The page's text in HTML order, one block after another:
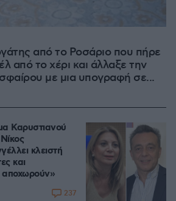
από το Ροσάριο που πήρε
από το χέρι και άλλαξε την
με μια υπογραφή σε...
Καρυστιανού
κλειστή
και
237